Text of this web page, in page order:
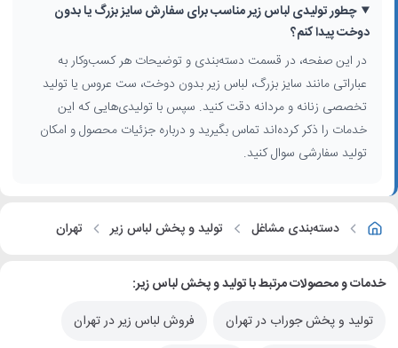
چطور تولیدی لباس زیر مناسب برای سفارش سایز بزرگ یا بدون
دوخت پیدا کنم؟
در این صفحه، در قسمت دسته‌بندی و توضیحات هر کسب‌وکار به
عباراتی مانند سایز بزرگ، لباس زیر بدون دوخت، ست عروس یا تولید
تخصصی زنانه و مردانه دقت کنید. سپس با تولیدی‌هایی که این
خدمات را ذکر کرده‌اند تماس بگیرید و درباره جزئیات محصول و امکان
تولید سفارشی سوال کنید.
دسته‌بندی مشاغل تولید و پخش لباس زیر تهران
خدمات و محصولات مرتبط با تولید و پخش لباس زیر:
تولید و پخش جوراب در تهران
فروش لباس زیر در تهران